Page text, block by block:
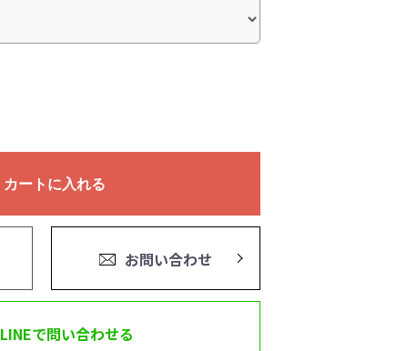
カートに入れる
お問い合わせ
LINEで問い合わせる